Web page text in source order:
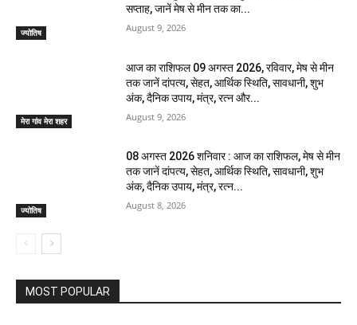
ज्योतिष
सप्ताह, जानें मेष से मीन तक का...
August 9, 2026
मेरा गांव मेरा शहर
आज का राशिफल 09 अगस्त 2026, रविवार, मेष से मीन
तक जानें दांपत्य, सेहत, आर्थिक स्थिति, सावधानी, शुभ
अंक, दैनिक उपाय, मंत्र, रत्न और...
August 9, 2026
ज्योतिष
08 अगस्त 2026 शनिवार : आज का राशिफल, मेष से मीन
तक जानें दांपत्य, सेहत, आर्थिक स्थिति, सावधानी, शुभ
अंक, दैनिक उपाय, मंत्र, रत्न...
August 8, 2026
MOST POPULAR